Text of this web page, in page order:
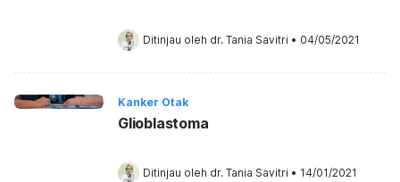
Ditinjau oleh dr. Tania Savitri • 04/05/2021
Kanker Otak
Glioblastoma
Ditinjau oleh dr. Tania Savitri • 14/01/2021